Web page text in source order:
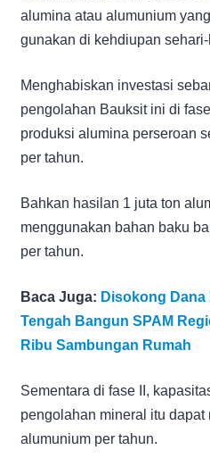
alumina atau alumunium
gunakan di kehdiupan
Menghabiskan investasi
pengolahan Bauksit ini di
produksi alumina perseroan
per tahun.
Bahkan hasilan 1 juta ton
menggunakan bahan baku
per tahun.
Baca Juga: Disokong Dana
Tengah Bangun SPAM
Ribu Sambungan Rumah
Sementara di fase II,
pengolahan mineral itu dapat
alumunium per tahun.